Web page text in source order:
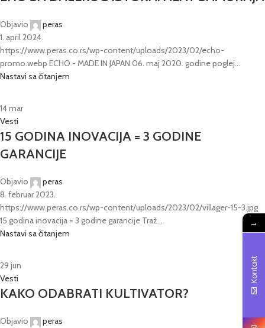
Objavio
peras
1. april 2024.
https://www.peras.co.rs/wp-content/uploads/2023/02/echo-
promo.webp ECHO - MADE IN JAPAN 06. maj 2020. godine poglej...
Nastavi sa čitanjem
14mar
Vesti
15 GODINA INOVACIJA = 3 GODINE
GARANCIJE
Objavio
peras
8. februar 2023.
https://www.peras.co.rs/wp-content/uploads/2023/02/villager-15-3.jpg
15 godina inovacija = 3 godine garancije Traž...
Nastavi sa čitanjem
29 jun
Vesti
KAKO ODABRATI KULTIVATOR?
Objavio
peras
→
Kontakt